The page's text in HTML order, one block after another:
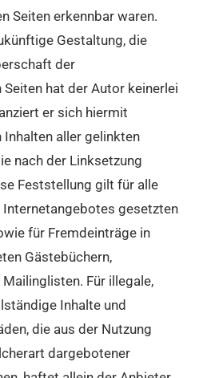
Seiten erkennbar waren.
Gestaltung, die
der
hat der Autor keinerlei
er sich hiermit
aller gelinkten
nach der Linksetzung
Feststellung gilt für alle
Internetangebotes gesetzten
für Fremdeinträge in
Gästebüchern,
Für illegale,
Inhalte und
die aus der Nutzung
dargebotener